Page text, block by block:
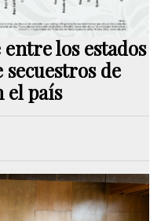
los estados
de
el país